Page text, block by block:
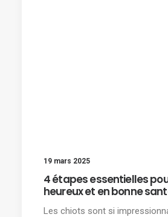
19 mars 2025
4 étapes essentielles
heureux et en bonne
Les chiots sont si